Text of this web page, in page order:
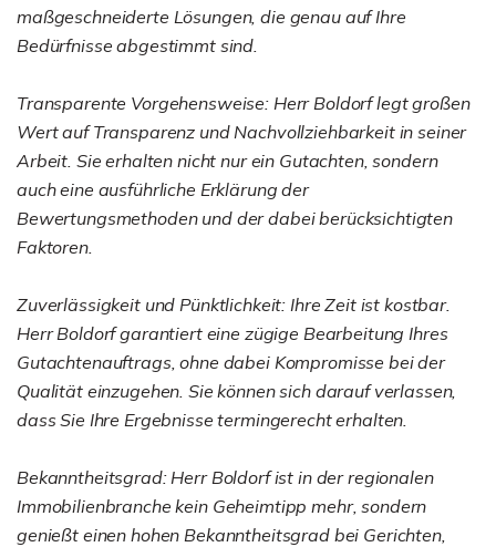
maßgeschneiderte Lösungen, die genau auf Ihre
Bedürfnisse abgestimmt sind.
Transparente Vorgehensweise: Herr Boldorf legt großen
Wert auf Transparenz und Nachvollziehbarkeit in seiner
Arbeit. Sie erhalten nicht nur ein Gutachten, sondern
auch eine ausführliche Erklärung der
Bewertungsmethoden und der dabei berücksichtigten
Faktoren.
Zuverlässigkeit und Pünktlichkeit: Ihre Zeit ist kostbar.
Herr Boldorf garantiert eine zügige Bearbeitung Ihres
Gutachtenauftrags, ohne dabei Kompromisse bei der
Qualität einzugehen. Sie können sich darauf verlassen,
dass Sie Ihre Ergebnisse termingerecht erhalten.
Bekanntheitsgrad: Herr Boldorf ist in der regionalen
Immobilienbranche kein Geheimtipp mehr, sondern
genießt einen hohen Bekanntheitsgrad bei Gerichten,